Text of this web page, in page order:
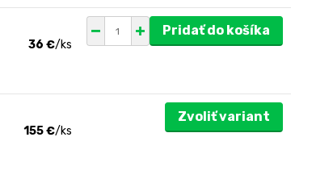
36 €/ks
Pridať do košíka
155 €/ks
Zvoliť variant